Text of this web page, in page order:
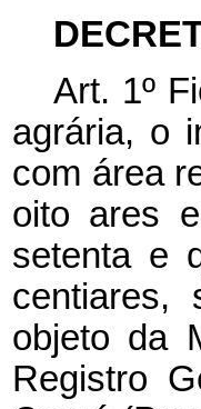
Art. 1º
agrária, o
com área
oito ares
setenta e
centiares,
objeto da
Registro